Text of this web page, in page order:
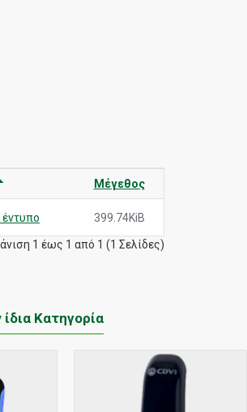
Μέγεθος
399.74KiB
1 έως 1 από 1 (1 Σελίδες)
Κατηγορία